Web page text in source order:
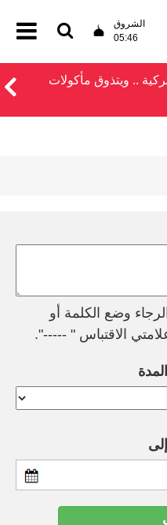
الشروق
05:46
.. ويتذوق مأكولات
وضع الكلمة أو
الاقتباس " -----".
المدة
إلى